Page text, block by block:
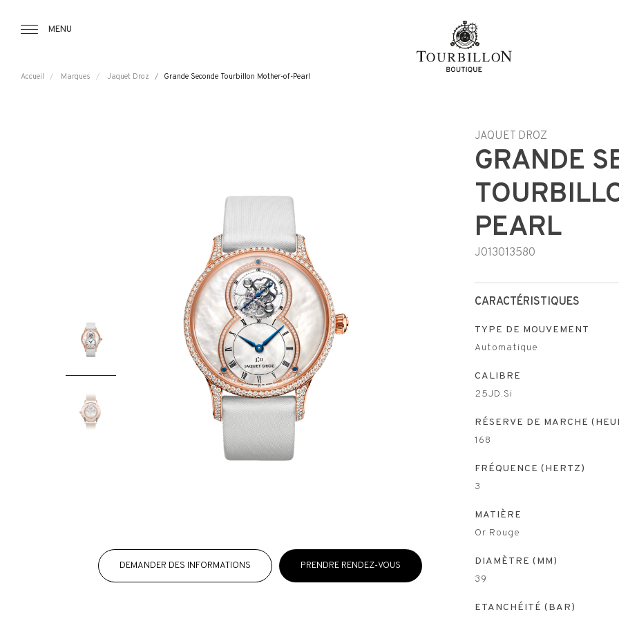
MENU
Accueil Marques Jaquet Droz Grande Seconde Tourbillon Mother-of-Pearl
DEMANDER DES INFORMATIONS PRENDRE RENDEZ-VOUS
JAQUET DROZ
GRANDE
PEARL
J013013580
CARACTÉRISTIQUES
TYPE DE MOUVEMENT
Automatique
CALIBRE
25JD.Si
RÉSERVE DE MARCHE
168
FRÉQUENCE (HERTZ)
3
MATIÈRE
Or Rouge
DIAMÈTRE (MM)
39
ETANCHÉITÉ (BAR)